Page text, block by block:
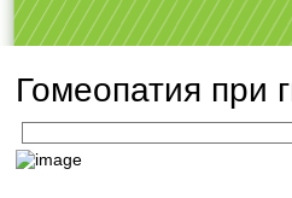
Гомеопатия при